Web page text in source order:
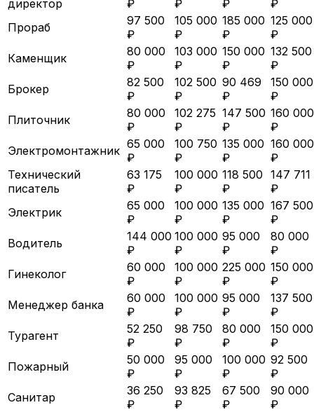
директор ₽ ₽ ₽
₽
Прораб
97 500
₽
105 000
₽
185 000
₽
125 000
₽
Каменщик
80 000
₽
103 000
₽
150 000
₽
132 500
₽
Брокер
82 500
₽
102 500
₽
90 469
₽
150 000
₽
Плиточник
80 000
₽
102 275
₽
147 500
₽
160 000
₽
Электромонтажник 65 000
₽
100 750
₽
135 000
₽
160 000
₽
Технический
писатель
63 175
₽
100 000
₽
118 500
₽
147 711
₽
Электрик
65 000
₽
100 000
₽
135 000
₽
167 500
₽
Водитель
144 000
₽
100 000
₽
95 000
₽
80 000
₽
Гинеколог
60 000
₽
100 000
₽
225 000
₽
150 000
₽
Менеджер банка
60 000
₽
100 000
₽
95 000
₽
137 500
₽
Турагент
52 250
₽
98 750
₽
80 000
₽
150 000
₽
Пожарный
50 000
₽
95 000
₽
100 000
₽
92 500
₽
Санитар
36 250
₽
93 825
₽
67 500
₽
90 000
₽